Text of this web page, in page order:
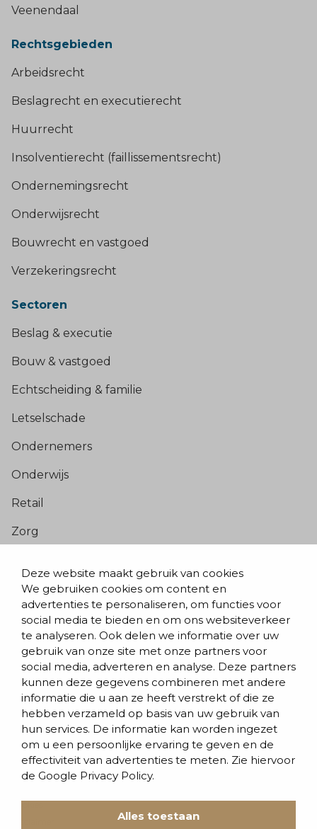
Deze website maakt gebruik van cookies
We gebruiken cookies om content en
advertenties te personaliseren, om functies voor
social media te bieden en om ons websiteverkeer
te analyseren. Ook delen we informatie over uw
gebruik van onze site met onze partners voor
social media, adverteren en analyse. Deze partners
kunnen deze gegevens combineren met andere
informatie die u aan ze heeft verstrekt of die ze
hebben verzameld op basis van uw gebruik van
hun services. De informatie kan worden ingezet
om u een persoonlijke ervaring te geven en de
effectiviteit van advertenties te meten. Zie hiervoor
de Google Privacy Policy.
Alles toestaan
Veenendaal
Rechtsgebieden
Arbeidsrecht
Beslagrecht en executierecht
Huurrecht
Insolventierecht (faillissementsrecht)
Ondernemingsrecht
Onderwijsrecht
Bouwrecht en vastgoed
Verzekeringsrecht
Sectoren
Beslag & executie
Bouw & vastgoed
Echtscheiding & familie
Letselschade
Ondernemers
Onderwijs
Retail
Zorg
Blogs & nieuws
Contact
Evenementen
Team
Werken bij BVD
Cookies